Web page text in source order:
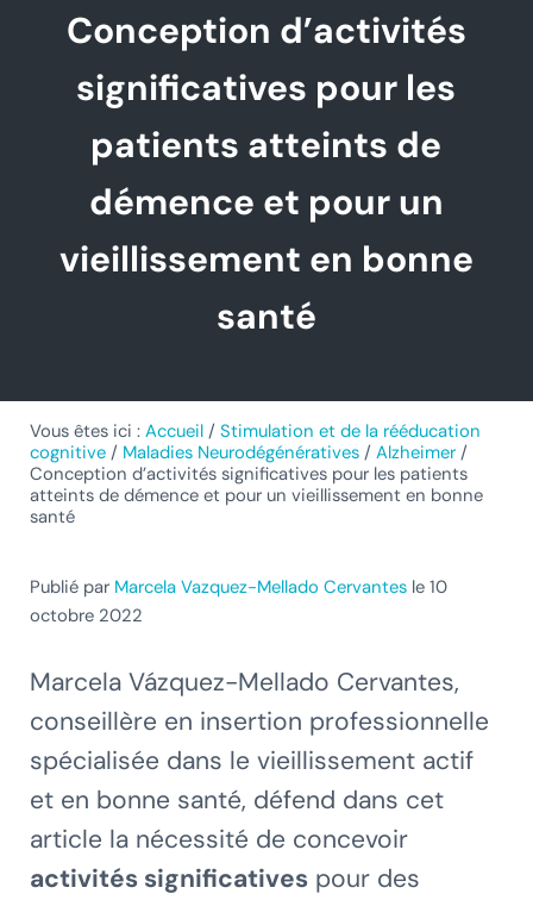
Conception d’activités
significatives pour les
patients atteints de
démence et pour un
vieillissement en bonne
santé
Vous êtes ici : Accueil / Stimulation et de la rééducation
cognitive / Maladies Neurodégénératives / Alzheimer /
Conception d’activités significatives pour les patients
atteints de démence et pour un vieillissement en bonne
santé
Publié par Marcela Vazquez-Mellado Cervantesle 10
octobre 2022
Marcela Vázquez-Mellado Cervantes,
conseillère en insertion professionnelle
spécialisée dans le vieillissement actif
et en bonne santé, défend dans cet
article la nécessité de concevoir
activités significativespour des